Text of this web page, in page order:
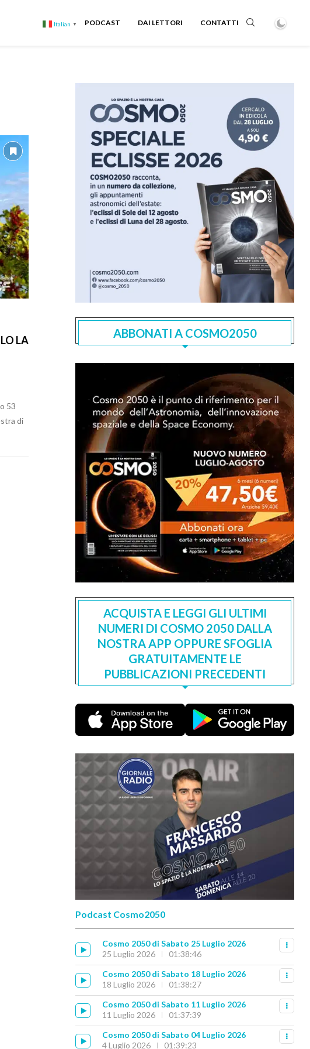
Italian ▼ PODCAST DAI LETTORI CONTATTI
LA
53
di
ABBONATI A COSMO2050
ACQUISTA E LEGGI GLI ULTIMI
NUMERI DI COSMO 2050 DALLA
NOSTRA APP OPPURE SFOGLIA
GRATUITAMENTE LE
PUBBLICAZIONI PRECEDENTI
Podcast Cosmo2050
Cosmo 2050 di Sabato 25 Luglio 2026
25 Luglio 2026
01:38:46
Cosmo 2050 di Sabato 18 Luglio 2026
18 Luglio 2026
01:38:27
Cosmo 2050 di Sabato 11 Luglio 2026
11 Luglio 2026
01:37:39
Cosmo 2050 di Sabato 04 Luglio 2026
4 Luglio 2026
01:39:23